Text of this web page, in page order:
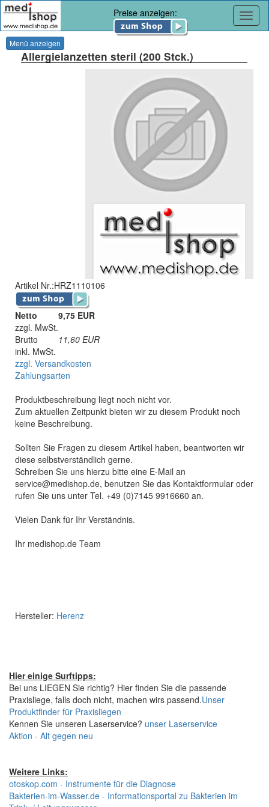
Preise anzeigen:
Menü anzeigen
Allergielanzetten steril (200 Stck.)
Artikel Nr.:HRZ1110106
Netto
9,75 EUR
zzgl. MwSt.
Brutto
11,60 EUR
inkl. MwSt.
zzgl. Versandkosten
Zahlungsarten
Produktbeschreibung liegt noch nicht vor.
Zum aktuellen Zeitpunkt bieten wir zu diesem Produkt noch
keine Beschreibung.
Sollten Sie Fragen zu diesem Artikel haben, beantworten wir
diese selbstverständlich gerne.
Schreiben Sie uns hierzu bitte eine E-Mail an
service@medishop.de, benutzen Sie das Kontaktformular oder
rufen Sie uns unter Tel. +49 (0)7145 9916660 an.
Vielen Dank für Ihr Verständnis.
Ihr medishop.de Team
Hersteller: Herenz
Hier einige Surftipps:
Bei uns LIEGEN Sie richtig? Hier finden Sie die passende
Praxisliege, falls doch nicht, machen wirs passend.Unser
Produktfinder für Praxisliegen
Kennen Sie unseren Laserservice? unser Laserservice
Aktion - Alt gegen neu
Weitere Links:
otoskop.com - Instrumente für die Diagnose
Bakterien-im-Wasser.de - Informationsportal zu Bakterien im